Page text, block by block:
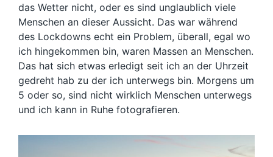
das Wetter nicht, oder es sind unglaublich viele
Menschen an dieser Aussicht. Das war während
des Lockdowns echt ein Problem, überall, egal wo
ich hingekommen bin, waren Massen an Menschen.
Das hat sich etwas erledigt seit ich an der Uhrzeit
gedreht hab zu der ich unterwegs bin. Morgens um
5 oder so, sind nicht wirklich Menschen unterwegs
und ich kann in Ruhe fotografieren.